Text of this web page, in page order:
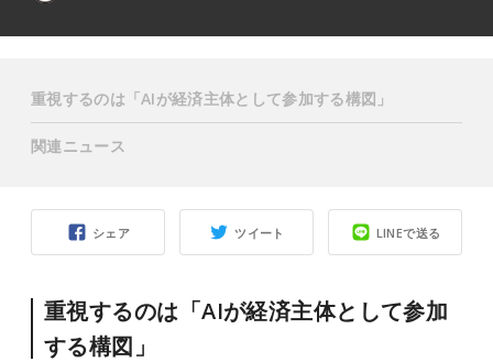
シェア ツイート LINEで送る
重視するのは「AIが経済主体として参加
する構図」
重視するのは「AIが経済主体として参加する構図」
関連ニュース